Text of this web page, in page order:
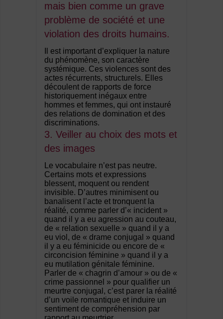
mais bien comme un grave
problème de société et une
violation des droits humains.
Il est important d’expliquer la nature
du phénomène, son caractère
systémique. Ces violences sont des
actes récurrents, structurels. Elles
découlent de rapports de force
historiquement inégaux entre
hommes et femmes, qui ont instauré
des relations de domination et des
discriminations.
3. Veiller au choix des mots et
des images
Le vocabulaire n’est pas neutre.
Certains mots et expressions
blessent, moquent ou rendent
invisible. D’autres minimisent ou
banalisent l’acte et tronquent la
réalité, comme parler d’« incident »
quand il y a eu agression au couteau,
de « relation sexuelle » quand il y a
eu viol, de « drame conjugal » quand
il y a eu féminicide ou encore de «
circoncision féminine » quand il y a
eu mutilation génitale féminine.
Parler de « chagrin d’amour » ou de «
crime passionnel » pour qualifier un
meurtre conjugal, c’est parer la réalité
d’un voile romantique et induire un
sentiment de compréhension par